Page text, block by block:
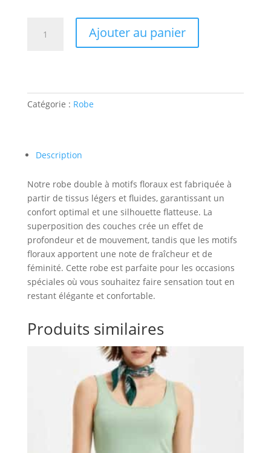
Ajouter au panier
Catégorie : Robe
Description
Notre robe double à motifs floraux est fabriquée à
partir de tissus légers et fluides, garantissant un
confort optimal et une silhouette flatteuse. La
superposition des couches crée un effet de
profondeur et de mouvement, tandis que les motifs
floraux apportent une note de fraîcheur et de
féminité. Cette robe est parfaite pour les occasions
spéciales où vous souhaitez faire sensation tout en
restant élégante et confortable.
Produits similaires